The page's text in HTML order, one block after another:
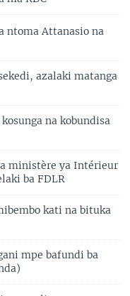
ntoma Attanasio na
azalaki matanga
na kobundisa
ministère ya Intérieur
ba FDLR
kati na bituka
mpe bafundi ba